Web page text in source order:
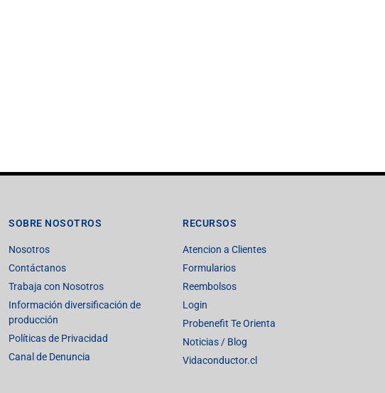
SOBRE NOSOTROS
Nosotros
Contáctanos
Trabaja con Nosotros
Información diversificación de
producción
Políticas de Privacidad
Canal de Denuncia
RECURSOS
Atencion a Clientes
Formularios
Reembolsos
Login
Probenefit Te Orienta
Noticias / Blog
Vidaconductor.cl